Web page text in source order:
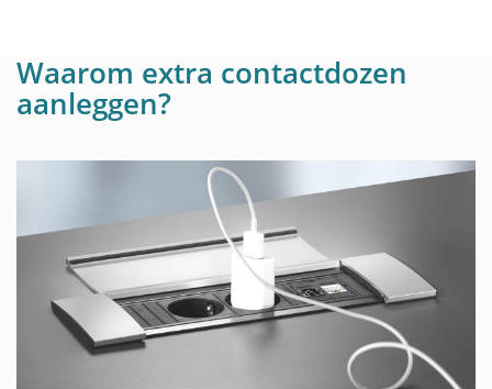
Waarom extra contactdozen
aanleggen?